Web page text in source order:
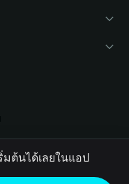
ต้นได้เลยในแอป